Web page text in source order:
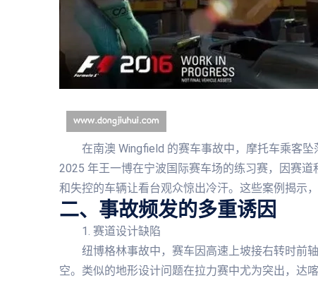
在南澳 Wingfield 的赛车事故中，摩托车乘客
2025 年王一博在宁波国际赛车场的练习赛，因赛
和失控的车辆让看台观众惊出冷汗。这些案例揭示
二、事故频发的多重诱因
1. 赛道设计缺陷
纽博格林事故中，赛车因高速上坡接右转时前
空。类似的地形设计问题在拉力赛中尤为突出，达